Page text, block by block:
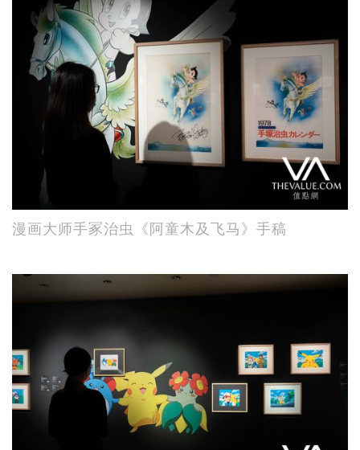
漫画大师手冢治虫《阿童木及飞马》手稿